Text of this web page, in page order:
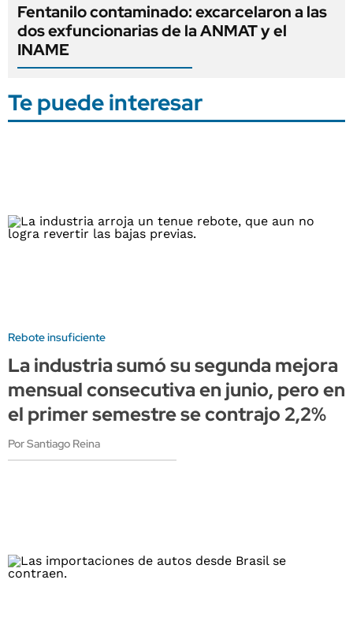
Fentanilo contaminado: excarcelaron a las
dos exfuncionarias de la ANMAT y el
INAME
Te puede interesar
Rebote insuficiente
La industria sumó su segunda mejora
mensual consecutiva en junio, pero en
el primer semestre se contrajo 2,2%
Por Santiago Reina